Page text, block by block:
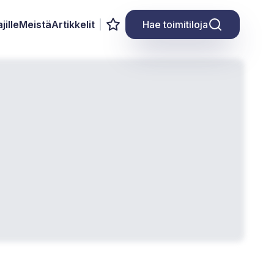
MeistäArtikkelit Hae toimitiloja